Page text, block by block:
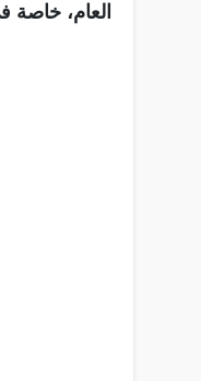
العام،